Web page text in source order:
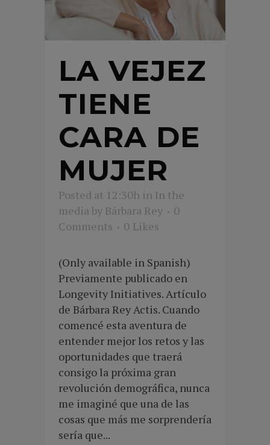
LA VEJEZ
TIENE
CARA DE
MUJER
Posted at 12:30h in In the
media by Bárbara Rey
0
Comments
0 Likes
(Only available in Spanish)
Previamente publicado en
Longevity Initiatives. Artículo
de Bárbara Rey Actis. Cuando
comencé esta aventura de
entender mejor los retos y las
oportunidades que traerá
consigo la próxima gran
revolución demográfica, nunca
me imaginé que una de las
cosas que más me sorprendería
sería que...